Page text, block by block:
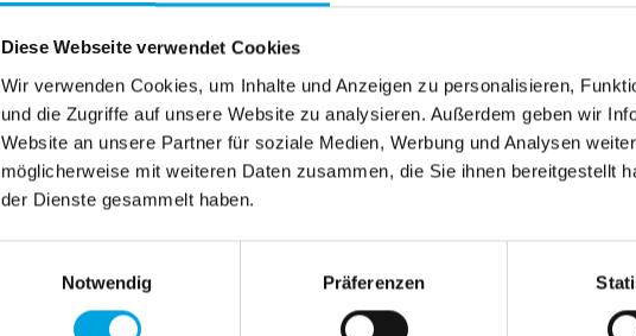
Diese Webseite verwendet Cookies
Wir verwenden Cookies, um Inhalte und Anzeigen zu personalisieren,
und die Zugriffe auf unsere Website zu analysieren. Außerdem geben wir
Website an unsere Partner für soziale Medien, Werbung und Analysen
möglicherweise mit weiteren Daten zusammen, die Sie ihnen bereitgestellt
der Dienste gesammelt haben.
Notwendig
Präferenzen
IMAX Kino auswählen
Wähle dein IMAX Kino – wir merken es für
Besuch.